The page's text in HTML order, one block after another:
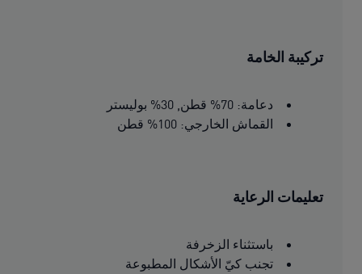
تركيبة الخامة
دعامة: 70% قطن, 30% بوليستر
القماش الخارجي: 100% قطن
تعليمات الرعاية
باستثناء الزخرفة
تجنب كيّ الأشكال المطبوعة